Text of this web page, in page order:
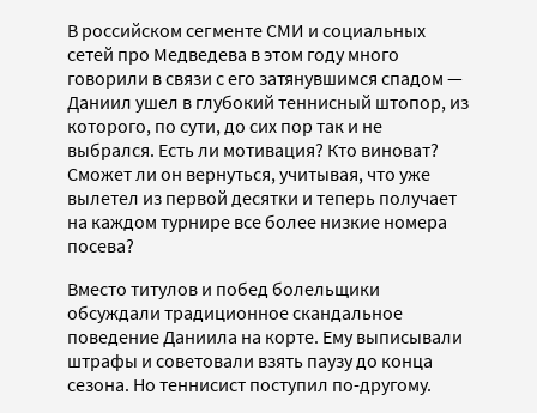
В российском сегменте СМИ и социальных
сетей про Медведева в этом году много
говорили в связи с его затянувшимся спадом —
Даниил ушел в глубокий теннисный штопор, из
которого, по сути, до сих пор так и не
выбрался. Есть ли мотивация? Кто виноват?
Сможет ли он вернуться, учитывая, что уже
вылетел из первой десятки и теперь получает
на каждом турнире все более низкие номера
посева?
Вместо титулов и побед болельщики
обсуждали традиционное скандальное
поведение Даниила на корте. Ему выписывали
штрафы и советовали взять паузу до конца
сезона. Но теннисист поступил по-другому.